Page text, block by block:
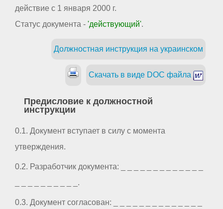
действие с 1 января 2000 г.
Статус документа - 'действующий'.
Должностная инструкция на украинском
Скачать в виде DOC файла
Предисловие к должностной
инструкции
0.1. Документ вступает в силу с момента
утверждения.
0.2. Разработчик документа: _ _ _ _ _ _ _ _ _ _ _ _ _
_ _ _ _ _ _ _ _ _ _.
0.3. Документ согласован: _ _ _ _ _ _ _ _ _ _ _ _ _ _